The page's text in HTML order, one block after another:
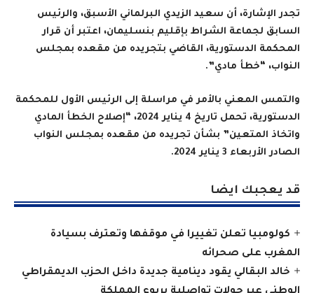
تجدر الإشارة، أن سعيد الزيدي البرلماني الأسبق، والرئيس
السابق لجماعة الشراط بإقليم بنسليمان، اعتبر أن قرار
المحكمة الدستورية، القاضي بتجريده من مقعده بمجلس
النواب، “خطأ مادي”.
والتمس المعني بالأمر في مراسلة إلى الرئيس الأول للمحكمة
الدستورية، تحمل تاريخ 4 يناير 2024، “إصلاح الخطأ المادي
واتخاذ المتعين” بشأن تجريده من مقعده بمجلس النواب
الصادر الأربعاء 3 يناير 2024.
قد يعجبك ايضا
كولومبيا تعلن تغييرا في موقفها وتعترف بسيادة
المغرب على صحرائه
خالد البقالي يقود دينامية جديدة داخل الحزب الديمقراطي